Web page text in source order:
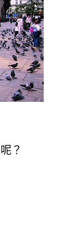
？